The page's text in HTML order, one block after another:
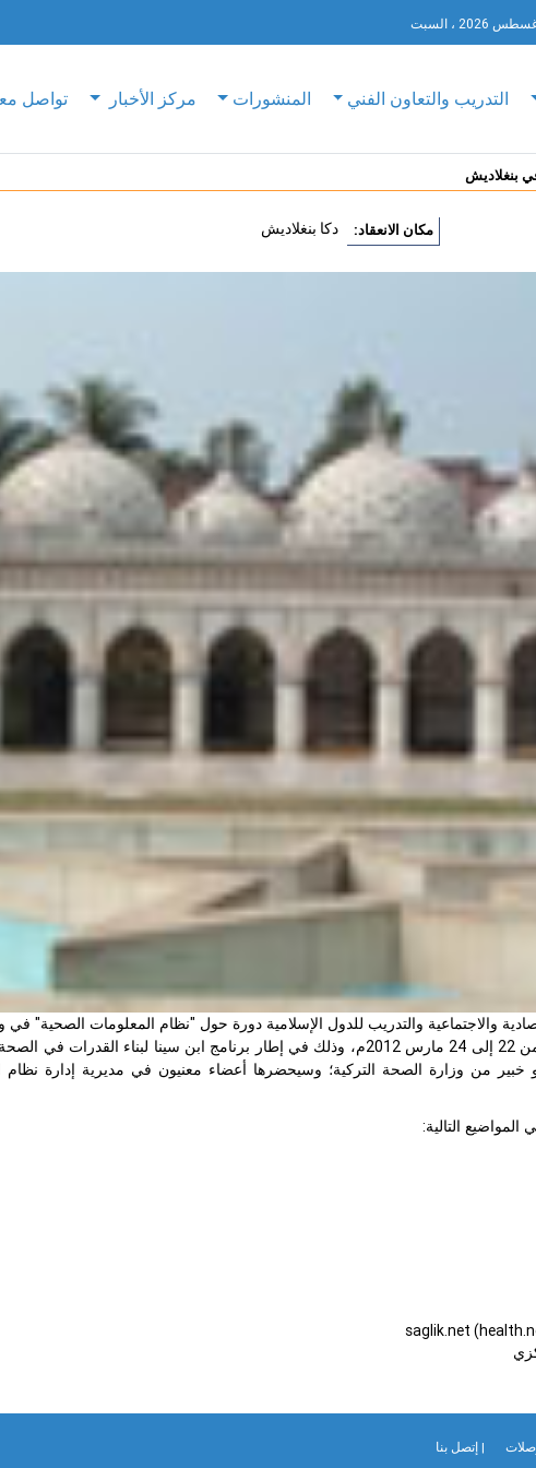
التدريب والتعاون الفني المنشورات مركز الأخبار تواصل
بنغلاديش
مكان الانعقاد: دكا بنغلاديش
والاجتماعية والتدريب للدول الإسلامية دورة حول "نظام المعلومات الصحية"
بنغلاديش الشعبية في الفترة الممتدة من 22 إلى 24 مارس 2012م، وذلك في إطار برنامج ابن
خبير من وزارة الصحة التركية؛ وسيحضرها أعضاء معنيون في مديرية إدارة نظام
التالية:
| إتصل بنا